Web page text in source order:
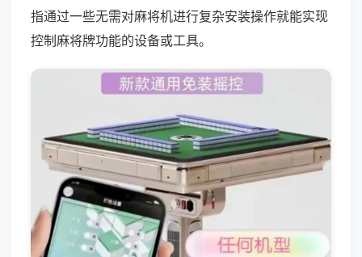
指通过一些无需对麻将机进行复杂安装操作就能实现
控制麻将牌功能的设备或工具。